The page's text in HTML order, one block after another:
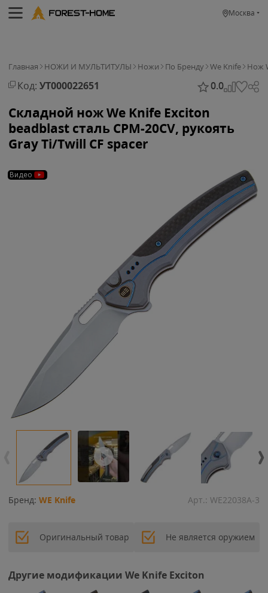
Москва
Главная НОЖИ И МУЛЬТИТУЛЫ Ножи По Бренду We Knife Нож
Код: УТ000022651 0.0
Складной нож We Knife Exciton
beadblast сталь CPM-20CV, рукоять
Gray Ti/Twill CF spacer
Видео
Бренд: WE Knife Арт.: WE22038A-3
Оригинальный товар Не является оружием
Другие модификации We Knife Exciton